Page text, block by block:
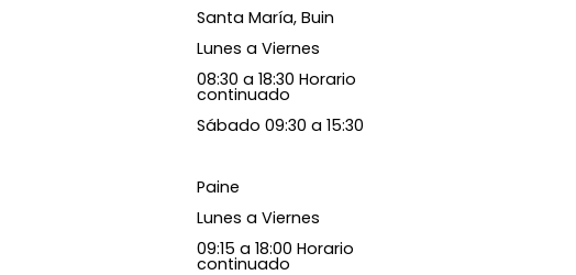
Santa María, Buin
Lunes a Viernes
08:30 a 18:30 Horario
continuado
Sábado 09:30 a 15:30
Paine
Lunes a Viernes
09:15 a 18:00 Horario
continuado